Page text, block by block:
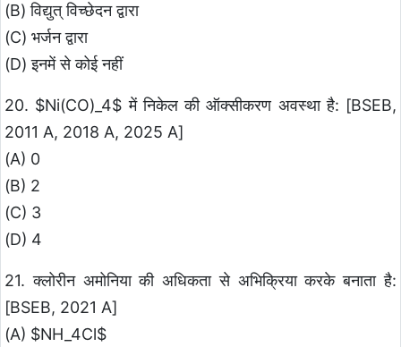
(B) विद्युत् विच्छेदन द्वारा
(C) भर्जन द्वारा
(D) इनमें से कोई नहीं
20. $Ni(CO)_4$ में निकेल की ऑक्सीकरण अवस्था है: [BSEB,
2011 A, 2018 A, 2025 A]
(A) 0
(B) 2
(C) 3
(D) 4
21. क्लोरीन अमोनिया की अधिकता से अभिक्रिया करके बनाता है:
[BSEB, 2021 A]
(A) $NH_4Cl$